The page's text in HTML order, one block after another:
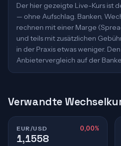
Der hier gezeigte Live-Kurs ist
— ohne Aufschlag. Banken,
rechnen mit einer Marge
und teils mit zusätzlichen
in der Praxis etwas weniger.
Anbietervergleich auf der
Verwandte
EUR/USD 0,00%
1,1558